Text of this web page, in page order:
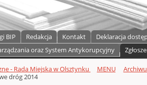
BIP Redakcja Kontakt Deklaracja
oraz System Antykorupcyjny
- Rada Miejska w Olsztynku MENU
dróg 2014